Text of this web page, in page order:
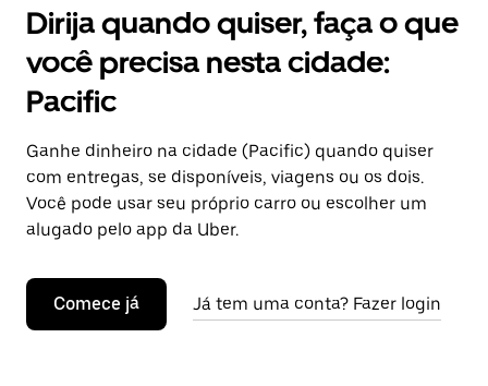
Dirija quando quiser, faça o que
você precisa nesta cidade:
Pacific
Ganhe dinheiro na cidade (Pacific) quando quiser
com entregas, se disponíveis, viagens ou os dois.
Você pode usar seu próprio carro ou escolher um
alugado pelo app da Uber.
Comece já Já tem uma conta? Fazer login